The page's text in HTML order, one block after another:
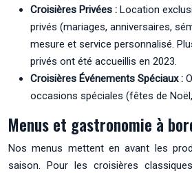
Croisières Privées : Location
privés (mariages, anniversaires,
mesure et service personnalisé.
privés ont été accueillis en 2023.
Croisières Événements Spéciaux :
occasions spéciales (fêtes de
Menus et gastronomie à
Nos menus mettent en avant les
saison. Pour les croisières